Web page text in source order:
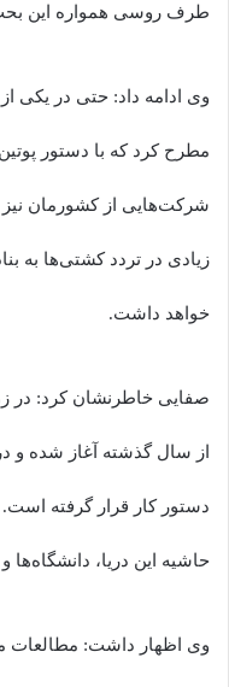
طرف روسی همواره این
وی ادامه داد: حتی در یکی
مطرح کرد که با دستور
شرکت‌هایی از کشورمان نیز
زیادی در تردد کشتی‌ها به
خواهد داشت.
صفایی خاطرنشان کرد: در
از سال گذشته آغاز شده و
دستور کار قرار گرفته
حاشیه این دریا،
وی اظهار داشت: مطالعات